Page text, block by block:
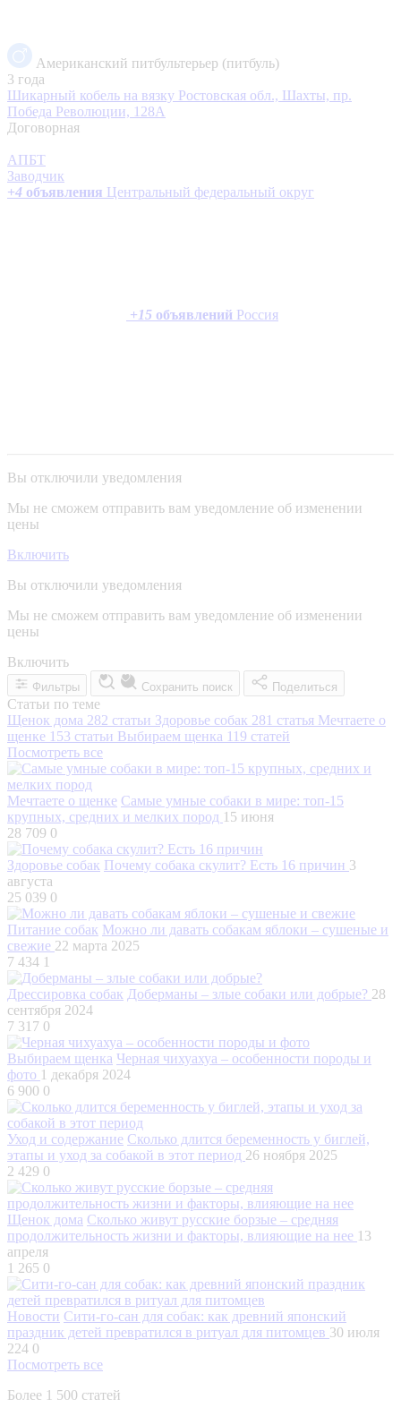
Американский питбультерьер (питбуль)
3 года
Шикарный кобель на вязку Ростовская обл., Шахты, пр.
Победа Революции, 128А
Договорная
АПБТ
Заводчик
+4 объявления Центральный федеральный округ
+15 объявлений Россия
Вы отключили уведомления
Мы не сможем отправить вам уведомление об изменении
цены
Включить
Вы отключили уведомления
Мы не сможем отправить вам уведомление об изменении
цены
Включить
Фильтры Сохранить поиск Поделиться
Статьи по теме
Щенок дома 282 статьи Здоровье собак 281 статья Мечтаете о
щенке 153 статьи Выбираем щенка 119 статей
Посмотреть все
Мечтаете о щенке Самые умные собаки в мире: топ-15
крупных, средних и мелких пород 15 июня
28 709 0
Здоровье собак Почему собака скулит? Есть 16 причин 3
августа
25 039 0
Питание собак Можно ли давать собакам яблоки – сушеные и
свежие 22 марта 2025
7 434 1
Дрессировка собак Доберманы – злые собаки или добрые? 28
сентября 2024
7 317 0
Выбираем щенка Черная чихуахуа – особенности породы и
фото 1 декабря 2024
6 900 0
Уход и содержание Сколько длится беременность у биглей,
этапы и уход за собакой в этот период 26 ноября 2025
2 429 0
Щенок дома Сколько живут русские борзые – средняя
продолжительность жизни и факторы, влияющие на нее 13
апреля
1 265 0
Новости Сити-го-сан для собак: как древний японский
праздник детей превратился в ритуал для питомцев 30 июля
224 0
Посмотреть все
Более 1 500 статей